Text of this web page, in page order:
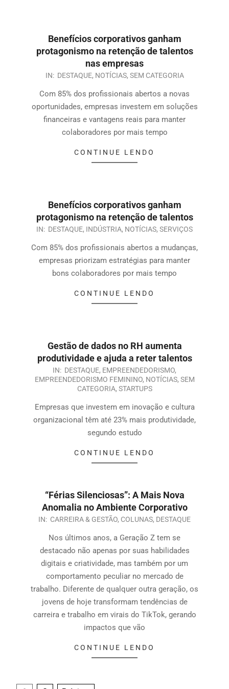
Benefícios corporativos ganham
protagonismo na retenção de talentos
nas empresas
IN: DESTAQUE, NOTÍCIAS, SEM CATEGORIA
Com 85% dos profissionais abertos a novas
oportunidades, empresas investem em soluções
financeiras e vantagens reais para manter
colaboradores por mais tempo
CONTINUE LENDO
Benefícios corporativos ganham
protagonismo na retenção de talentos
IN: DESTAQUE, INDÚSTRIA, NOTÍCIAS, SERVIÇOS
Com 85% dos profissionais abertos a mudanças,
empresas priorizam estratégias para manter
bons colaboradores por mais tempo
CONTINUE LENDO
Gestão de dados no RH aumenta
produtividade e ajuda a reter talentos
IN: DESTAQUE, EMPREENDEDORISMO,
EMPREENDEDORISMO FEMININO, NOTÍCIAS, SEM
CATEGORIA, STARTUPS
Empresas que investem em inovação e cultura
organizacional têm até 23% mais produtividade,
segundo estudo
CONTINUE LENDO
“Férias Silenciosas”: A Mais Nova
Anomalia no Ambiente Corporativo
IN: CARREIRA & GESTÃO, COLUNAS, DESTAQUE
Nos últimos anos, a Geração Z tem se
destacado não apenas por suas habilidades
digitais e criatividade, mas também por um
comportamento peculiar no mercado de
trabalho. Diferente de qualquer outra geração, os
jovens de hoje transformam tendências de
carreira e trabalho em virais do TikTok, gerando
impactos que vão
CONTINUE LENDO